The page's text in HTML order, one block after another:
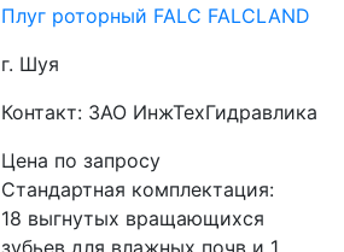
Плуг роторный FALC FALCLAND
г. Шуя
Контакт: ЗАО ИнжТехГидравлика
Цена по запросу
Стандартная комплектация:
18 выгнутых вращающихся
зубьев для влажных почв и 1